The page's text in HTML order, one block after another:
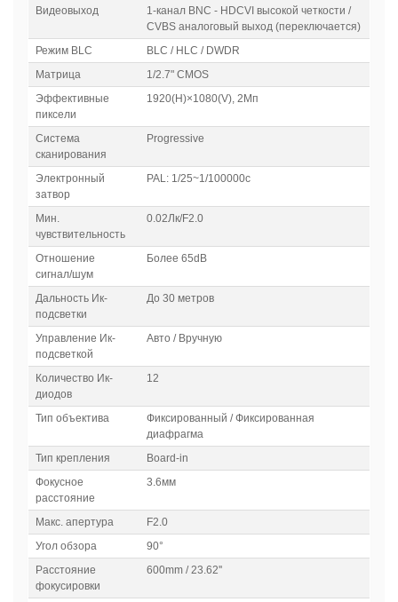
Видеовыход
1-канал BNC - HDCVI высокой четкости /
CVBS аналоговый выход (переключается)
Режим BLC
BLC / HLC / DWDR
Матрица
1/2.7" CMOS
Эффективные
пиксели
1920(H)×1080(V), 2Мп
Система
сканирования
Progressive
Электронный
затвор
PAL: 1/25~1/100000с
Мин.
чувствительность
0.02Лк/F2.0
Отношение
сигнал/шум
Более 65dB
Дальность Ик-
подсветки
До 30 метров
Управление Ик-
подсветкой
Авто / Вручную
Количество Ик-
диодов
12
Тип объектива
Фиксированный / Фиксированная
диафрагма
Тип крепления
Board-in
Фокусное
расстояние
3.6мм
Макс. апертура
F2.0
Угол обзора
90°
Расстояние
фокусировки
600mm / 23.62''